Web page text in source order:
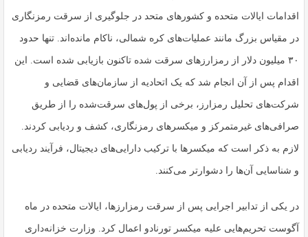
اقدامات ایالات متحده و کشورهای متحد در جلوگیری از سرقت رمزنگاری
در مقیاس بزرگ مانند عملیات‌های کره شمالی، ناکام مانده‌اند. تنها حدود
۳۰ میلیون دلار از رمزارزهای سرقت شده تاکنون بازیابی شده است. این
اقدام پس از آن انجام شد که یک اتحادیه از سازمان‌های قضایی و
شرکت‌های تحلیل رمزارز، برخی از پول‌های سرقت‌شده را از طریق
صرافی‌های غیرمتمرکز و میکسرهای رمزنگاری، کشف و ردیابی کردند.
لازم به ذکر است که میکسرها با ترکیب دارایی‌های دیجیتال، فرآیند ردیابی
و شناسایی آن‌ها را دشوارتر می‌کنند.
در یکی از تدابیر اجرایی پس از سرقت رمزارزها، ایالات متحده در ماه
آگوست تحریم‌هایی علیه میکسر تورنادو اعمال کرد. وزارت خزانه‌داری